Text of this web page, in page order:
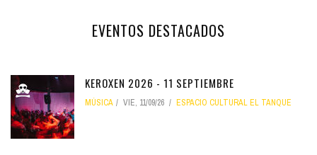
EVENTOS DESTACADOS
KEROXEN 2026 - 11 SEPTIEMBRE
MÚSICA VIE, 11/09/26 ESPACIO CULTURAL EL TANQUE